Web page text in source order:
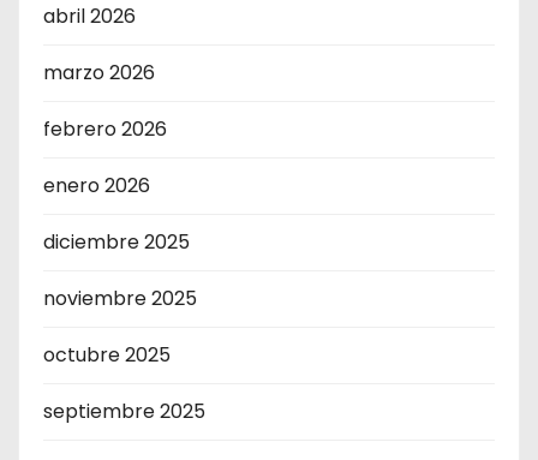
abril 2026
marzo 2026
febrero 2026
enero 2026
diciembre 2025
noviembre 2025
octubre 2025
septiembre 2025